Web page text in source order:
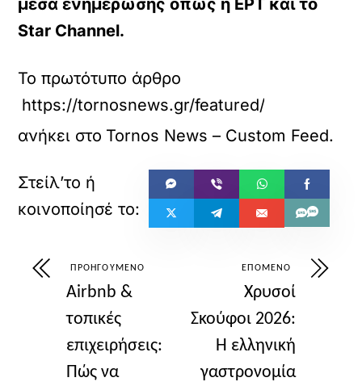
μέσα ενημέρωσης όπως η ΕΡΤ και το
Star Channel.
Το πρωτότυπο άρθρο
https://tornosnews.gr/featured/
ανήκει στο Tornos News – Custom Feed.
ΠΡΟΗΓΟΎΜΕΝΟ
Airbnb &
τοπικές
επιχειρήσεις:
Πώς να
ΕΠΌΜΕΝΟ
Χρυσοί
Σκούφοι 2026:
Η ελληνική
γαστρονομία